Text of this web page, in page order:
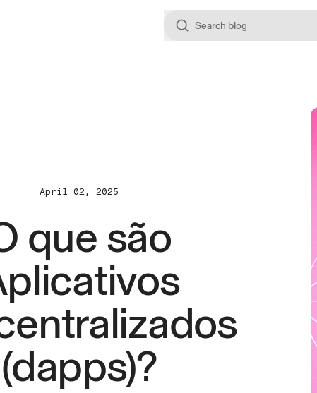
Search blog
April 02, 2025
que são
(dapps)?